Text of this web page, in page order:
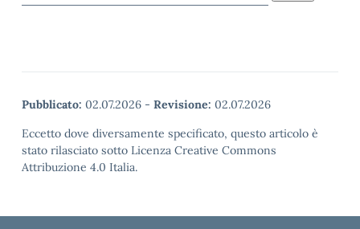
Pubblicato: 02.07.2026 - Revisione: 02.07.2026
Eccetto dove diversamente specificato, questo articolo è
stato rilasciato sotto Licenza Creative Commons
Attribuzione 4.0 Italia.